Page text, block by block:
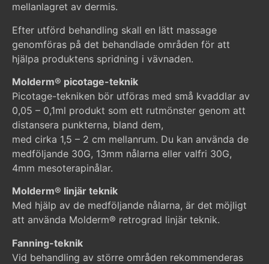
mellanlagret av dermis.
Efter utförd behandling skall en lätt massage
genomföras på det behandlade områden för att
hjälpa produktens spridning i vävnaden.
Molderm® picotage-teknik
Picotage-tekniken bör utföras med små kvaddlar av
0,05 – 0,1ml produkt som ett rutmönster genom att
distansera punkterna, bland dem,
med cirka 1,5 – 2 cm mellanrum. Du kan använda de
medföljande 30G, 13mm nålarna eller valfri 30G,
4mm mesoterapinålar.
Molderm® linjär teknik
Med hjälp av de medföljande nålarna, är det möjligt
att använda Molderm® retrograd linjär teknik.
Fanning-teknik
Vid behandling av större områden rekommenderas